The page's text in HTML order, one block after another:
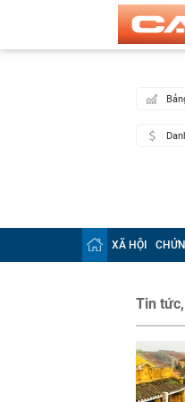
XÃ HỘI
Tin